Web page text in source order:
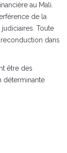
au Mali.
de la
Toute
dans
être des
déterminante